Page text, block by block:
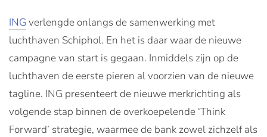
ING verlengde onlangs de samenwerking met
luchthaven Schiphol. En het is daar waar de nieuwe
campagne van start is gegaan. Inmiddels zijn op de
luchthaven de eerste pieren al voorzien van de nieuwe
tagline. ING presenteert de nieuwe merkrichting als
volgende stap binnen de overkoepelende ‘Think
Forward’ strategie, waarmee de bank zowel zichzelf als